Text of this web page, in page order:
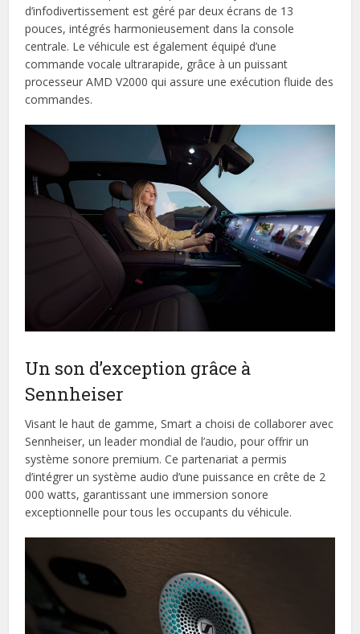
d’infodivertissement est géré par deux écrans de 13
pouces, intégrés harmonieusement dans la console
centrale. Le véhicule est également équipé d’une
commande vocale ultrarapide, grâce à un puissant
processeur AMD V2000 qui assure une exécution fluide des
commandes.
Un son d’exception grâce à
Sennheiser
Visant le haut de gamme, Smart a choisi de collaborer avec
Sennheiser, un leader mondial de l’audio, pour offrir un
système sonore premium. Ce partenariat a permis
d’intégrer un système audio d’une puissance en crête de 2
000 watts, garantissant une immersion sonore
exceptionnelle pour tous les occupants du véhicule.